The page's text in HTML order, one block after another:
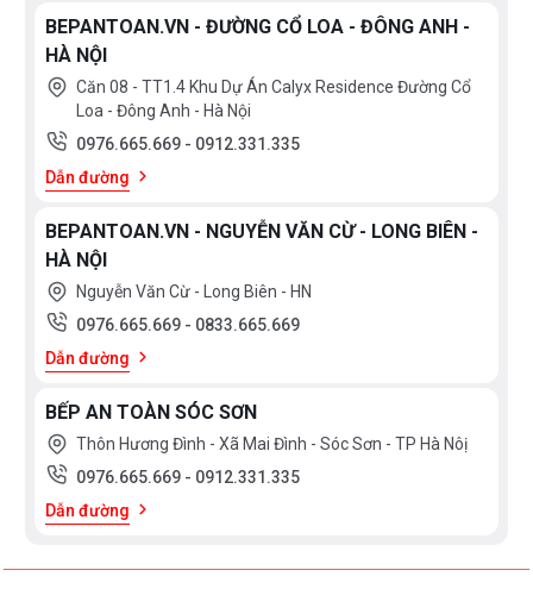
BEPANTOAN.VN - ĐƯỜNG CỔ LOA - ĐÔNG ANH -
HÀ NỘI
Căn 08 - TT1.4 Khu Dự Án Calyx Residence Đường Cổ
Loa - Đông Anh - Hà Nội
0976.665.669 - 0912.331.335
Dẫn đường
BEPANTOAN.VN - NGUYỄN VĂN CỪ - LONG BIÊN -
HÀ NỘI
Nguyễn Văn Cừ - Long Biên - HN
0976.665.669 - 0833.665.669
Dẫn đường
BẾP AN TOÀN SÓC SƠN
Thôn Hương Đình - Xã Mai Đình - Sóc Sơn - TP Hà Nôị
0976.665.669 - 0912.331.335
Dẫn đường